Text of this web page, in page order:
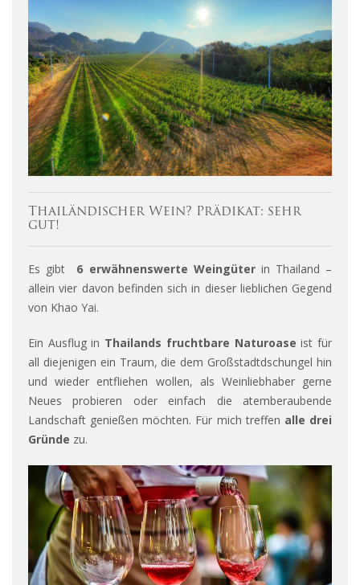
Thailändischer Wein? Prädikat: sehr
gut!
Es gibt 6 erwähnenswerte Weingüterin Thailand –
allein vier davon befinden sich in dieser lieblichen Gegend
von Khao Yai.
Ein Ausflug in Thailands fruchtbare Naturoase ist für
all diejenigen ein Traum, die dem Großstadtdschungel hin
und wieder entfliehen wollen, als Weinliebhaber gerne
Neues probieren oder einfach die atemberaubende
Landschaft genießen möchten. Für mich treffen alle drei
Gründe zu.